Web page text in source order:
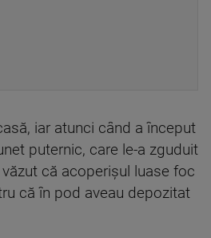
iar atunci când a început
puternic, care le-a zguduit
că acoperișul luase foc
că în pod aveau depozitat